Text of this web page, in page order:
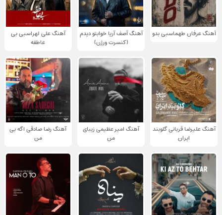
آهنگ عرفان طهماسبی بدو
آهنگ آصف آریا خوابتو دیدم
(کنسرت ورژن)
آهنگ علی لهراسبی بی
عاطفه
آهنگ علیرضا قربانی گلوبند
ایران
آهنگ امیر عظیمی زیبای
من
آهنگ رضا صادقی اگه بی
من